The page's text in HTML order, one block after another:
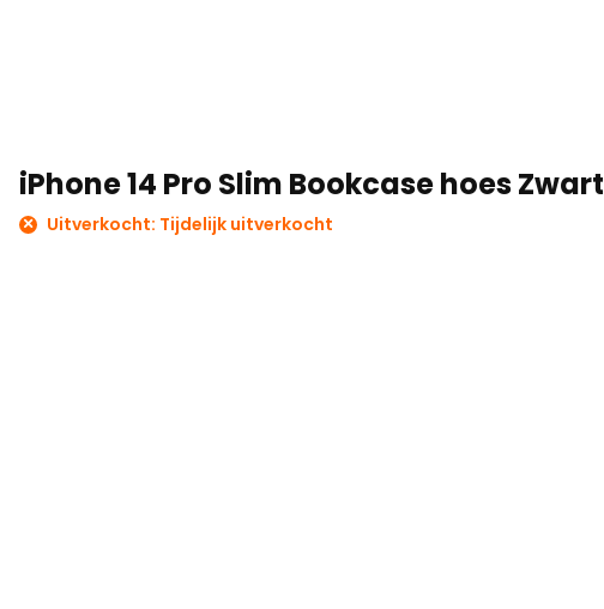
iPhone 14 Pro Slim Bookcase hoes Zwart
Uitverkocht: Tijdelijk uitverkocht